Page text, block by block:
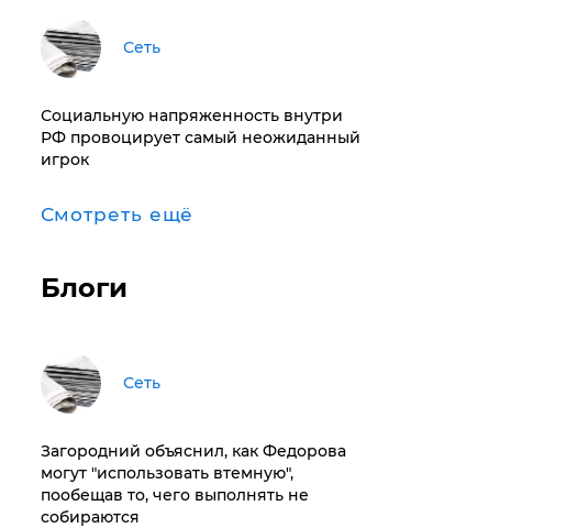
Сеть
Социальную напряженность внутри
РФ провоцирует самый неожиданный
игрок
Смотреть ещё
Блоги
Сеть
Загородний объяснил, как Федорова
могут "использовать втемную",
пообещав то, чего выполнять не
собираются